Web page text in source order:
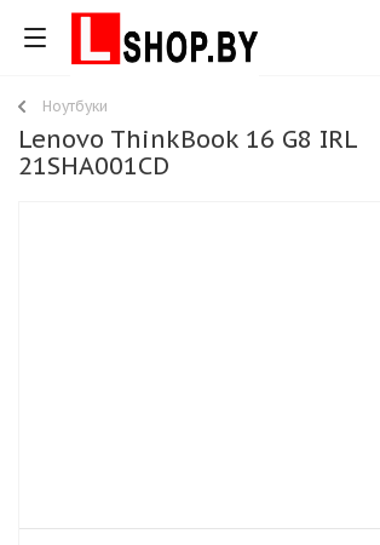
Ноутбуки
Lenovo ThinkBook 16 G8 IRL
21SHA001CD